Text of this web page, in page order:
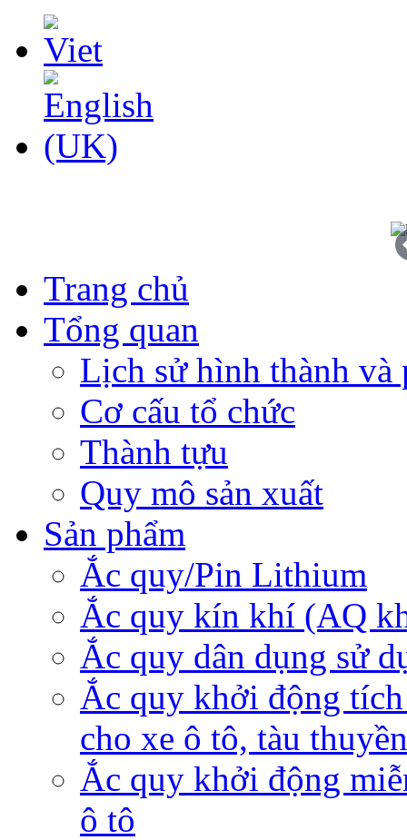
Trang chủ
Tổng quan
Lịch sử hình thành và
Cơ cấu tổ chức
Thành tựu
Quy mô sản xuất
Sản phẩm
Ắc quy/Pin Lithium
Ắc quy kín khí (AQ
Ắc quy dân dụng sử
Ắc quy khởi động
cho xe ô tô, tàu thuyền
Ắc quy khởi động
ô tô